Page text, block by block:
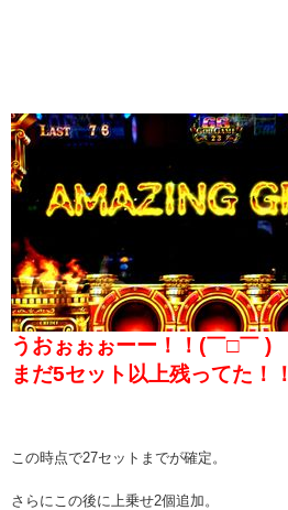
うおぉぉぉーー！！(￣□￣ )
まだ5セット以上残ってた！！
この時点で27セットまでが確定。
さらにこの後に上乗せ2個追加。